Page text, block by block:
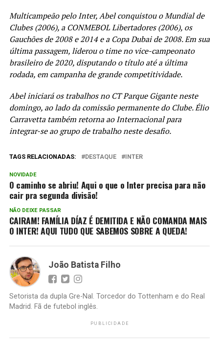
Multicampeão pelo Inter, Abel conquistou o Mundial de
Clubes (2006), a CONMEBOL Libertadores (2006), os
Gauchões de 2008 e 2014 e a Copa Dubai de 2008. Em sua
última passagem, liderou o time no vice-campeonato
brasileiro de 2020, disputando o título até a última
rodada, em campanha de grande competitividade.
Abel iniciará os trabalhos no CT Parque Gigante neste
domingo, ao lado da comissão permanente do Clube. Élio
Carravetta também retorna ao Internacional para
integrar-se ao grupo de trabalho neste desafio.
TAGS RELACIONADAS: DESTAQUE INTER
NOVIDADE
O caminho se abriu! Aqui o que o Inter precisa para não
cair pra segunda divisão!
NÃO DEIXE PASSAR
CAIRAM! FAMÍLIA DÍAZ É DEMITIDA E NÃO COMANDA MAIS
O INTER! AQUI TUDO QUE SABEMOS SOBRE A QUEDA!
João Batista Filho
Setorista da dupla Gre-Nal. Torcedor do Tottenham e do Real
Madrid. Fã de futebol inglês.
PUBLICIDADE